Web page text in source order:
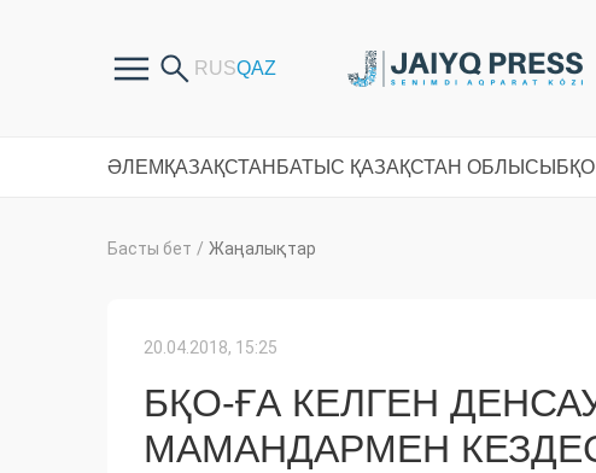
ӘЛЕМ ҚАЗАҚСТАН БАТЫС ҚАЗАҚСТАН ОБЛЫСЫ
Басты бет / Жаңалықтар
20.04.2018, 15:25
БҚО-ҒА КЕЛГЕН
МАМАНДАРМЕН